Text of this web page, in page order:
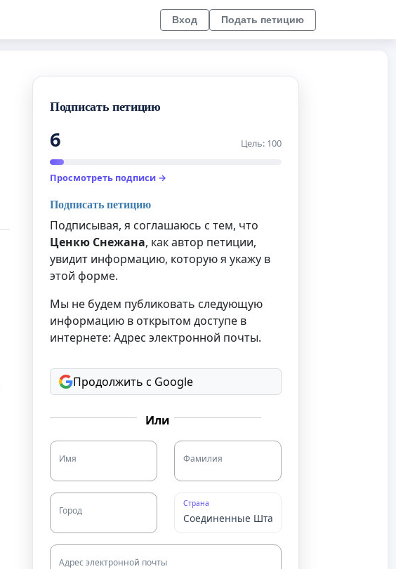
Вход Подать петицию
Подписать петицию
6 Цель: 100
Просмотреть подписи →
Подписать петицию
Подписывая, я соглашаюсь с тем, что
Ценкю Снежана, как автор петиции,
увидит информацию, которую я укажу в
этой форме.
Мы не будем публиковать следующую
информацию в открытом доступе в
интернете: Адрес электронной почты.
Продолжить с Google
Или
Имя Фамилия
Город
Страна
Адрес электронной почты